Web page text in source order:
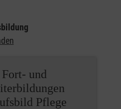
Fort- und
Pflege